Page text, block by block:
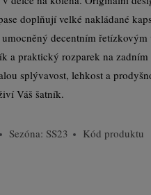
doplňují velké nakládané
decentním řetízkovým
a praktický rozparek na zadním
splývavost, lehkost a
Váš šatník.
Sezóna: SS23
Kód produktu